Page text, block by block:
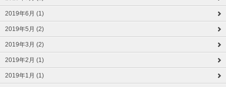
2019年6月 (1)
2019年5月 (2)
2019年3月 (2)
2019年2月 (1)
2019年1月 (1)